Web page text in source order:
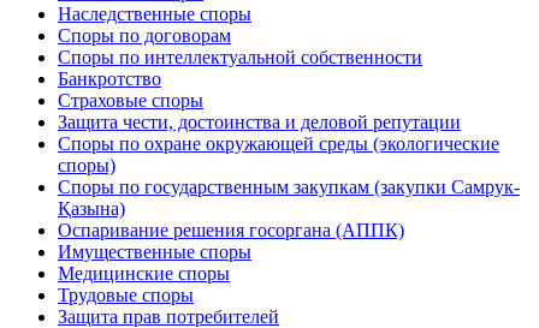
Наследственные споры
Споры по договорам
Споры по интеллектуальной собственности
Банкротство
Страховые споры
Защита чести, достоинства и деловой репутации
Споры по охране окружающей среды (экологические
споры)
Споры по государственным закупкам (закупки Самрук-
Қазына)
Оспаривание решения госоргана (АППК)
Имущественные споры
Медицинские споры
Трудовые споры
Защита прав потребителей